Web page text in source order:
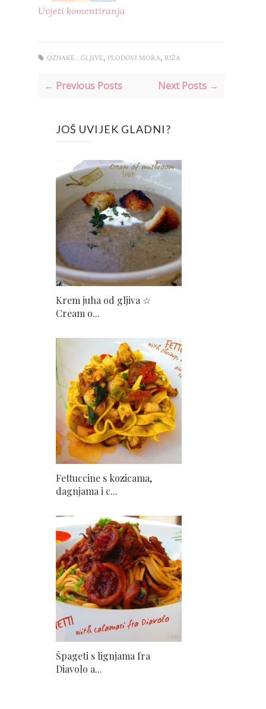
Uvjeti komentiranja
OZNAKE : GLJIVE, PLODOVI MORA, RIŽA
← Previous Posts Next Posts →
JOŠ UVIJEK GLADNI?
Krem juha od gljiva ☆
Cream o...
Fettuccine s kozicama,
dagnjama i c...
Špageti s lignjama fra
Diavolo a...